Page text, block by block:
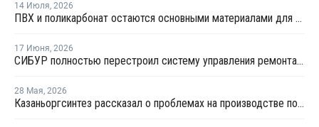
14 Июля, 2026
ПВХ и поликарбонат остаются основными материалами для производства банковских карт
17 Июня, 2026
СИБУР полностью перестроил систему управления ремонтами на КОСе
28 Мая, 2026
Казаньоргсинтез рассказал о проблемах на производстве поликарбоната